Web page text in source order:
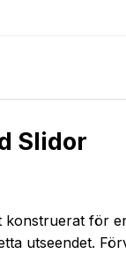
Slidor
för
utseendet.